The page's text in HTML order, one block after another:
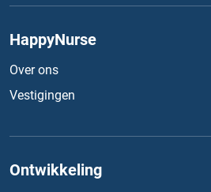
HappyNurse
Over ons
Vestigingen
Ontwikkeling